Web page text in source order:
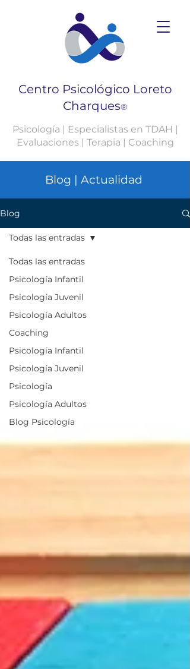
Centro Psicológico Loreto
Charques®
Psicología | Especialistas en TDAH |
Evaluaciones | Terapia | Coaching
Blog | Actualidad
Blog
Todas las entradas
Psicología Infantil
Psicología Juvenil
Psicología Adultos
Coaching
Psicología Infantil
Psicología Juvenil
Psicología
Psicología Adultos
Blog Psicología
Todas las entradas